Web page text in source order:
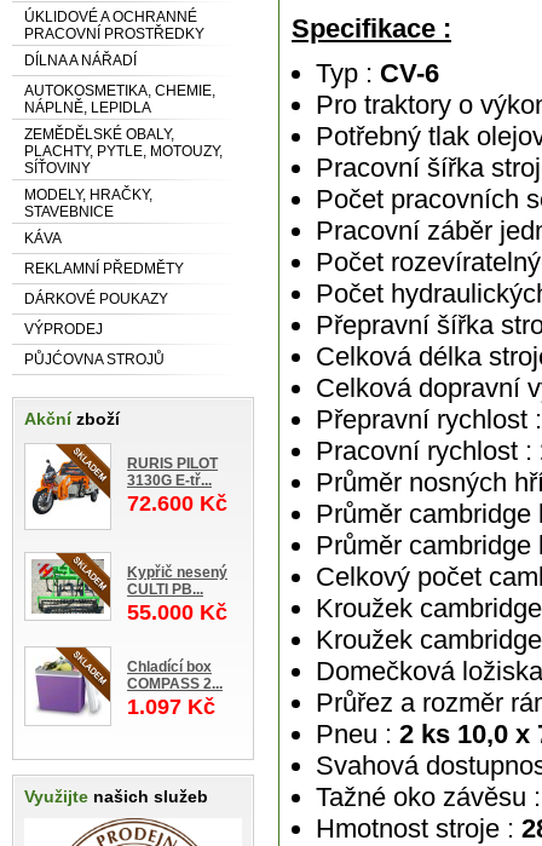
ÚKLIDOVÉ A OCHRANNÉ
PRACOVNÍ PROSTŘEDKY
DÍLNA A NÁŘADÍ
AUTOKOSMETIKA, CHEMIE,
NÁPLNĚ, LEPIDLA
ZEMĚDĚLSKÉ OBALY,
PLACHTY, PYTLE, MOTOUZY,
SÍŤOVINY
MODELY, HRAČKY,
STAVEBNICE
KÁVA
REKLAMNÍ PŘEDMĚTY
DÁRKOVÉ POUKAZY
VÝPRODEJ
PŮJĆOVNA STROJŮ
Akčnízboží
RURIS PILOT
3130G E-tř...
72.600 Kč
Kypřič nesený
CULTI PB...
55.000 Kč
Chladící box
COMPASS 2...
1.097 Kč
Využijte našich služeb
Specifikace :
Typ : CV-6
Pro traktory o
Potřebný tlak
Pracovní šířka
Počet pracovních
Pracovní záběr
Počet
Počet
Přepravní šířka
Celková délka
Celková dopravní
Přepravní rychlost
Pracovní rychlost :
Průměr nosných
Průměr
Průměr
Celkový počet
Kroužek
Kroužek
Domečková
Průřez a rozměr
Pneu : 2 ks 10,0 x
Svahová
Tažné oko závěsu :
Hmotnost stroje :